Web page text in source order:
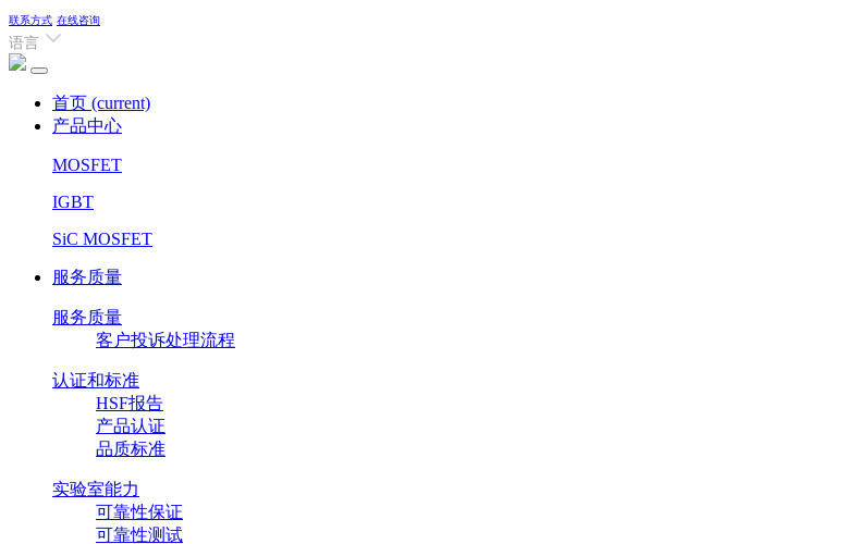
联系方式 在线咨询
语言
首页 (current)
产品中心
MOSFET
IGBT
SiC MOSFET
服务质量
服务质量
客户投诉处理流程
认证和标准
HSF报告
产品认证
品质标准
实验室能力
可靠性保证
可靠性测试